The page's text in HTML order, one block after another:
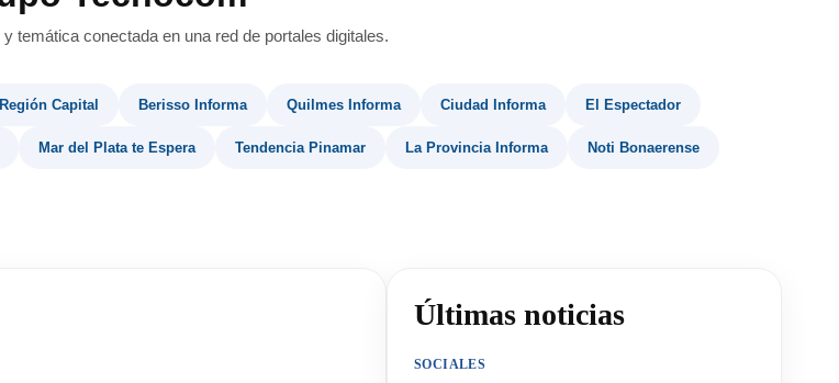
temática conectada en una red de portales digitales.
Capital Berisso Informa Quilmes Informa Ciudad Informa El Espectador
Mar del Plata te Espera Tendencia Pinamar La Provincia Informa Noti Bonaerense
Últimas noticias
SOCIALES